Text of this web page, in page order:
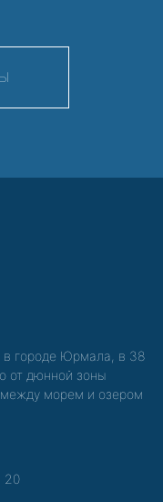
в городе Юрмала, в 38
от дюнной зоны
морем и озером
20